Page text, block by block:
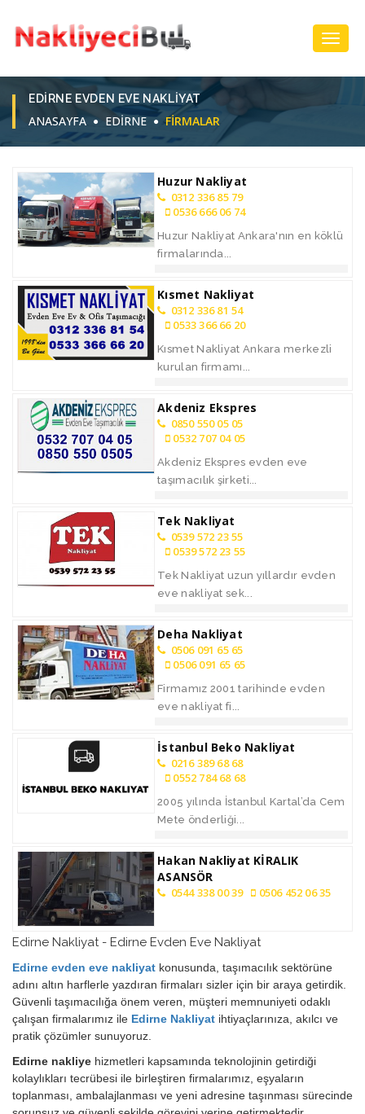
EDIRNE EVDEN EVE NAKLIYAT
ANASAYFA EDİRNE FIRMALAR
Huzur Nakliyat
0312 336 85 79
0536 666 06 74
Huzur Nakliyat Ankara'nın en köklü
firmalarında...
Kısmet Nakliyat
0312 336 81 54
0533 366 66 20
Kısmet Nakliyat Ankara merkezli
kurulan firmamı...
Akdeniz Ekspres
0850 550 05 05
0532 707 04 05
Akdeniz Ekspres evden eve
taşımacılık şirketi...
Tek Nakliyat
0539 572 23 55
0539 572 23 55
Tek Nakliyat uzun yıllardır evden
eve nakliyat sek...
Deha Nakliyat
0506 091 65 65
0506 091 65 65
Firmamız 2001 tarihinde evden
eve nakliyat fi...
İstanbul Beko Nakliyat
0216 389 68 68
0552 784 68 68
2005 yılında İstanbul Kartal’da Cem
Mete önderliği...
Hakan Nakliyat KİRALIK
ASANSÖR
0544 338 00 39 0506 452 06 35
Edirne Nakliyat - Edirne Evden Eve Nakliyat
Edirne evden eve nakliyat konusunda, taşımacılık sektörüne
adını altın harflerle yazdıran firmaları sizler için bir araya getirdik.
Güvenli taşımacılığa önem veren, müşteri memnuniyeti odaklı
çalışan firmalarımız ile Edirne Nakliyat ihtiyaçlarınıza, akılcı ve
pratik çözümler sunuyoruz.
Edirne nakliye hizmetleri kapsamında teknolojinin getirdiği
kolaylıkları tecrübesi ile birleştiren firmalarımız, eşyaların
toplanması, ambalajlanması ve yeni adresine taşınması sürecinde